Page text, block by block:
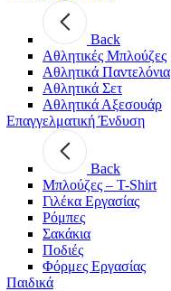
Back
Aθλητικές Μπλούζες
Αθλητικά Παντελόνια
Αθλητικά Σετ
Αθλητικά Αξεσουάρ
Επαγγελματική Ένδυση
Back
Μπλούζες – T-Shirt
Γιλέκα Εργασίας
Ρόμπες
Σακάκια
Ποδιές
Φόρμες Εργασίας
Παιδικά